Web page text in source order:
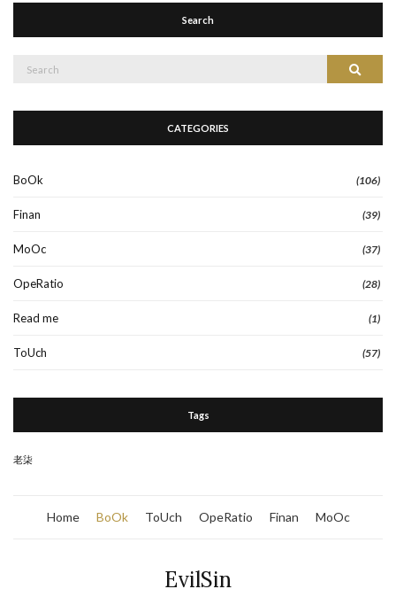
Search
Search
CATEGORIES
BoOk (106)
Finan (39)
MoOc (37)
OpeRatio (28)
Read me (1)
ToUch (57)
Tags
老柒
Home BoOk ToUch OpeRatio Finan MoOc
EvilSin